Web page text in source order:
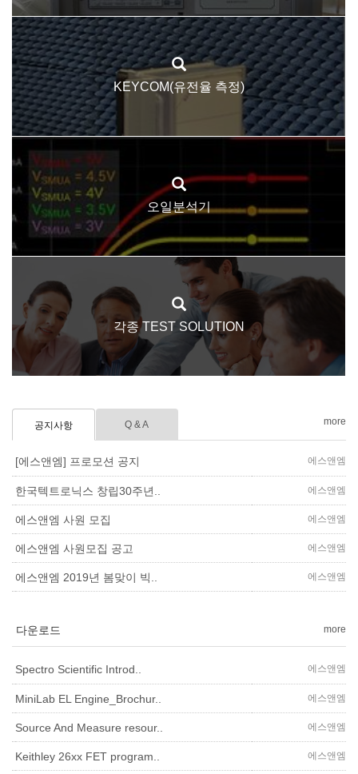
KEYCOM(유전율 측정)
오일분석기
각종 TEST SOLUTION
공지사항 Q & A more
[에스앤엠] 프로모션 공지 에스앤엠
한국텍트로닉스 창립30주년.. 에스앤엠
에스앤엠 사원 모집 에스앤엠
에스앤엠 사원모집 공고 에스앤엠
에스앤엠 2019년 봄맞이 빅.. 에스앤엠
다운로드 more
Spectro Scientific Introd.. 에스앤엠
MiniLab EL Engine_Brochur.. 에스앤엠
Source And Measure resour.. 에스앤엠
Keithley 26xx FET program.. 에스앤엠